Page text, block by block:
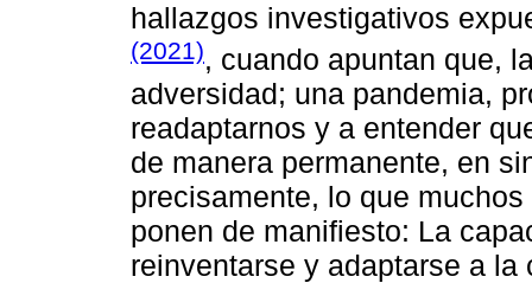
hallazgos investigativos
(2021), cuando apuntan que,
adversidad; una pandemia,
readaptarnos y a entender
de manera permanente, en
precisamente, lo que
ponen de manifiesto: La
reinventarse y adaptarse a